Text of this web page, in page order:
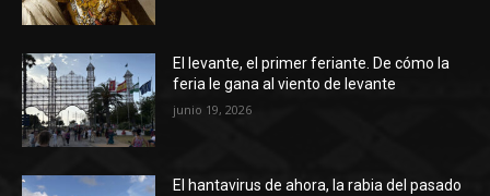
El levante, el primer feriante. De cómo la
feria le gana al viento de levante
junio 19, 2026
El hantavirus de ahora, la rabia del pasado